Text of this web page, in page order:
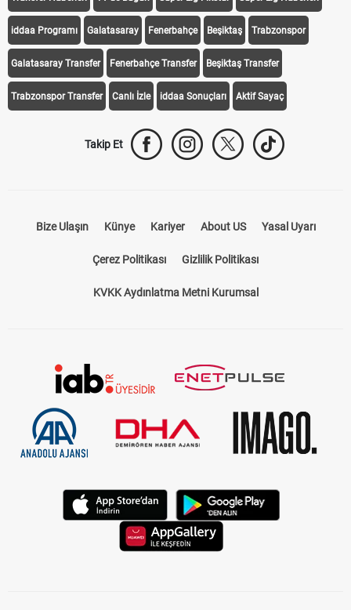
iddaa Programı Galatasaray Fenerbahçe Beşiktaş Trabzonspor
Galatasaray Transfer Fenerbahçe Transfer Beşiktaş Transfer
Trabzonspor Transfer Canlı İzle iddaa Sonuçları Aktif Sayaç
Takip Et
Bize Ulaşın Künye Kariyer About US Yasal Uyarı
Çerez Politikası Gizlilik Politikası
KVKK Aydınlatma Metni Kurumsal